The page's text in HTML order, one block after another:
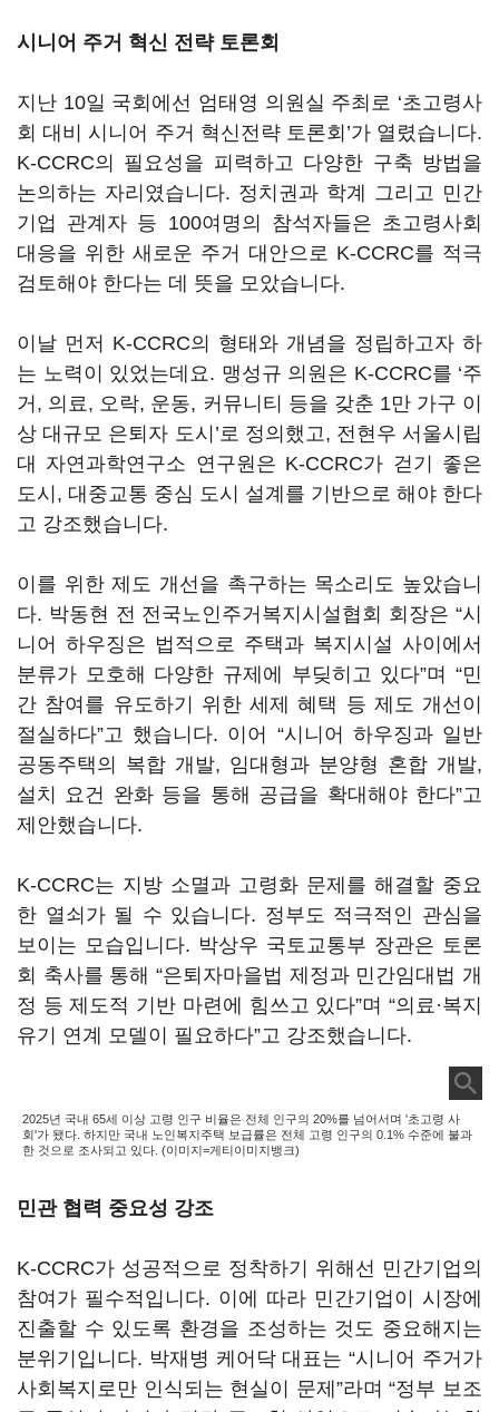
시니어 주거 혁신 전략 토론회
지난 10일 국회에선 엄태영 의원실 주최로 ‘초고령사
회 대비 시니어 주거 혁신전략 토론회 ’가 열렸습니다.
K-CCRC의 필요성을 피력하고 다양한 구축 방법을
논의하는 자리였습니다. 정치권과 학계 그리고 민간
기업 관계자 등 100여명의 참석자들은 초고령사회
대응을 위한 새로운 주거 대안으로 K-CCRC를 적극
검토해야 한다는 데 뜻을 모았습니다.
이날 먼저 K-CCRC의 형태와 개념을 정립하고자 하
는 노력이 있었는데요. 맹성규 의원은 K-CCRC를 ‘주
거 , 의료, 오락, 운동, 커뮤니티 등을 갖춘 1만 가구 이
상 대규모 은퇴자 도시 ’로 정의했고, 전현우 서울시립
대 자연과학연구소 연구원은 K-CCRC가 걷기 좋은
도시 , 대중교통 중심 도시 설계를 기반으로 해야 한다
고 강조했습니다.
이를 위한 제도 개선을 촉구하는 목소리도 높았습니
다. 박동현 전 전국노인주거복지시설협회 회장은 “시
니어 하우징은 법적으로 주택과 복지시설 사이에서
분류가 모호해 다양한 규제에 부딪히고 있다”며 “민
간 참여를 유도하기 위한 세제 혜택 등 제도 개선이
절실하다”고 했습니다. 이어 “시니어 하우징과 일반
공동주택의 복합 개발, 임대형과 분양형 혼합 개발,
설치 요건 완화 등을 통해 공급을 확대해야 한다”고
제안했습니다.
K-CCRC는 지방 소멸과 고령화 문제를 해결할 중요
한 열쇠가 될 수 있습니다. 정부도 적극적인 관심을
보이는 모습입니다. 박상우 국토교통부 장관은 토론
회 축사를 통해 “은퇴자마을법 제정과 민간임대법 개
정 등 제도적 기반 마련에 힘쓰고 있다”며 “의료·복지
유기 연계 모델이 필요하다”고 강조했습니다.
2025년 국내 65세 이상 고령 인구 비율은 전체 인구의 20%를 넘어서며 '초고령 사
회'가 됐다. 하지만 국내 노인복지주택 보급률은 전체 고령 인구의 0.1% 수준에 불과
한 것으로 조사되고 있다. (이미지=게티이미지뱅크)
민관 협력 중요성 강조
K-CCRC가 성공적으로 정착하기 위해선 민간기업의
참여가 필수적입니다. 이에 따라 민간기업이 시장에
진출할 수 있도록 환경을 조성하는 것도 중요해지는
분위기입니다. 박재병 케어닥 대표는 “시니어 주거가
사회복지로만 인식되는 현실이 문제 ”라며 “정부 보조